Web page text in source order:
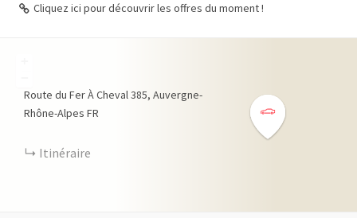
Cliquez ici pour découvrir les offres du moment !
Route du Fer À Cheval385 Auvergne-
Rhône-Alpes FR
Itinéraire